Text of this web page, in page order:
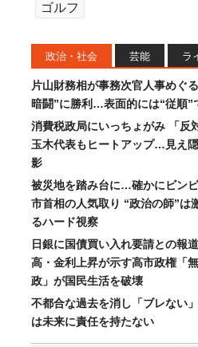
ゴルフ
政治・社会 芸能 ラ
片山財務相が事務次官人事めぐ
暗闘”に勝利…表面的には“従順”
消費税政局にいっちょがみ 「反
玉木代表もヒートアップ…見え
影
被災地を踏み台に…確かにビン
市首相の人気取り “政治の師”は
るハード視察
日銀に国債買い入れ要請との報
高・金利上昇が示す高市政権「
政」が国民生活を破壊
不都合な過去を消し「ブレない
は未来に責任を持たない